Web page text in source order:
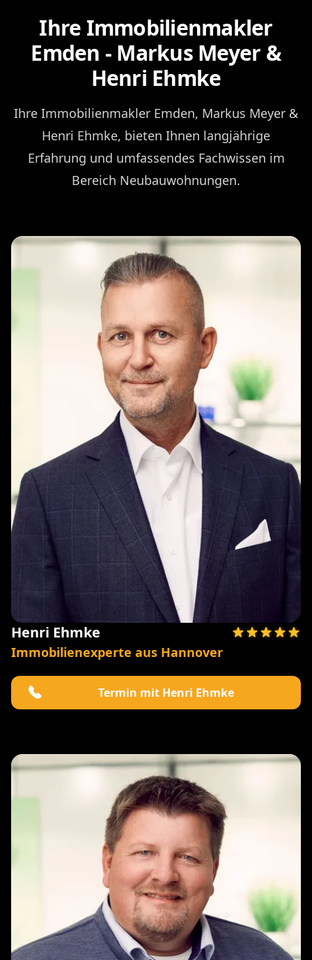
Ihre Immobilienmakler
Emden - Markus Meyer &
Henri Ehmke
Ihre Immobilienmakler Emden, Markus Meyer &
Henri Ehmke, bieten Ihnen langjährige
Erfahrung und umfassendes Fachwissen im
Bereich Neubauwohnungen.
Henri Ehmke
Immobilienexperte aus Hannover
Termin mit Henri Ehmke